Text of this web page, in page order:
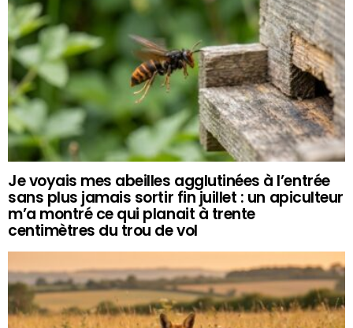
Je voyais mes abeilles agglutinées à l’entrée
sans plus jamais sortir fin juillet : un apiculteur
m’a montré ce qui planait à trente
centimètres du trou de vol